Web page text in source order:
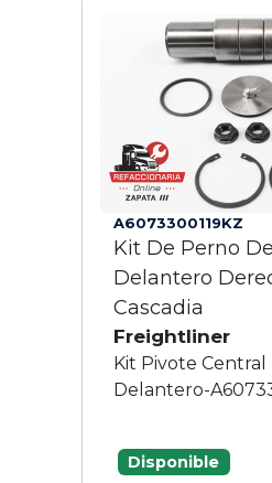
A6073300119KZ
Kit De Perno
Delantero
Cascadia
Freightliner
Kit Pivote Central
Delantero-
Disponible